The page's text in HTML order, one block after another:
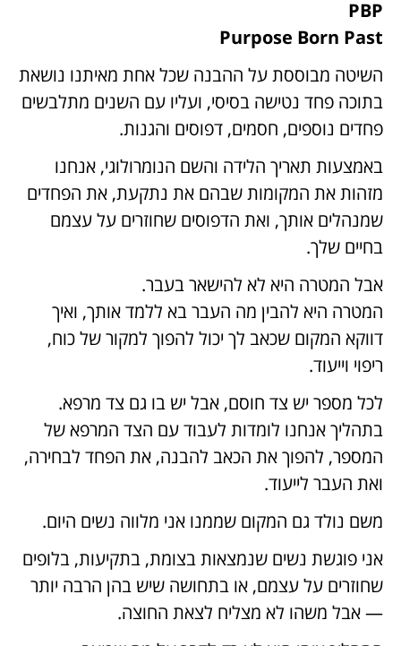
PBP
Purpose Born Past
השיטה מבוססת על ההבנה שכל אחת מאיתנו נושאת
בתוכה פחד נטישה בסיסי, ועליו עם השנים מתלבשים
פחדים נוספים, חסמים, דפוסים והגנות.
באמצעות תאריך הלידה והשם הנומרולוגי, אנחנו
מזהות את המקומות שבהם את נתקעת, את הפחדים
שמנהלים אותך, ואת הדפוסים שחוזרים על עצמם
בחיים שלך.
אבל המטרה היא לא להישאר בעבר.
המטרה היא להבין מה העבר בא ללמד אותך, ואיך
דווקא המקום שכאב לך יכול להפוך למקור של כוח,
ריפוי וייעוד.
לכל מספר יש צד חוסם, אבל יש בו גם צד מרפא.
בתהליך אנחנו לומדות לעבוד עם הצד המרפא של
המספר, להפוך את הכאב להבנה, את הפחד לבחירה,
ואת העבר לייעוד.
משם נולד גם המקום שממנו אני מלווה נשים היום.
אני פוגשת נשים שנמצאות בצומת, בתקיעות, בלופים
שחוזרים על עצמם, או בתחושה שיש בהן הרבה יותר
— אבל משהו לא מצליח לצאת החוצה.